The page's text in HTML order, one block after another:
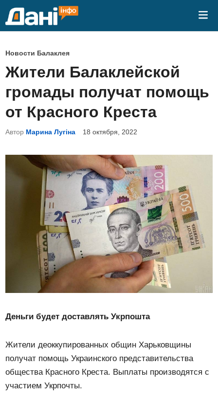
О
п
у
б
л
и
к
Новости Балаклея
Жители Балаклейской
громады получат помощь
от Красного Креста
Автор Марина Лугіна 18 октября, 2022
Деньги будет доставлять Укрпошта
Жители деоккупированных общин Харьковщины
получат помощь Украинского представительства
общества Красного Креста. Выплаты производятся с
участием Укрпочты.